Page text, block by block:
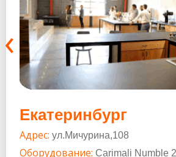
‹
Екатеринбург
Адрес: ул.Мичурина,108
Оборудование: Carimali Numble